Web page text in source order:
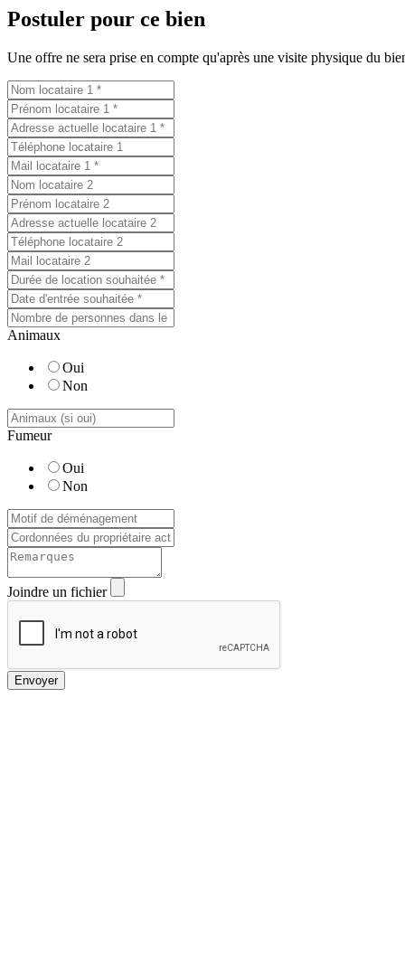
Postuler pour ce bien
Une offre ne sera prise en compte qu'après une visite physique du
Animaux
Oui
Non
Fumeur
Oui
Non
Joindre un fichier
Envoyer